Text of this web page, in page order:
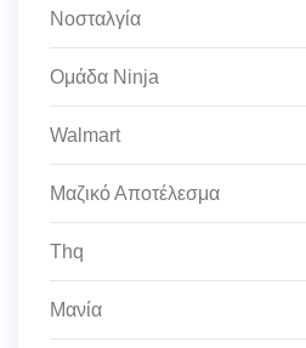
Νοσταλγία
Ομάδα Ninja
Walmart
Μαζικό Αποτέλεσμα
Thq
Μανία